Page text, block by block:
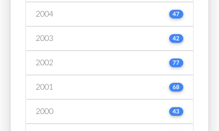
2004 47
2003 42
2002 77
2001 68
2000 43